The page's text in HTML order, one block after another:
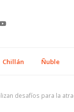
Chillán Ñuble
desafíos para la